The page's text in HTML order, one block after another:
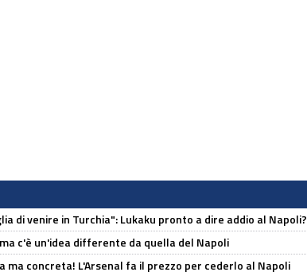
di venire in Turchia": Lukaku pronto a dire addio al Napoli?
c'è un'idea differente da quella del Napoli
ma concreta! L'Arsenal fa il prezzo per cederlo al Napoli